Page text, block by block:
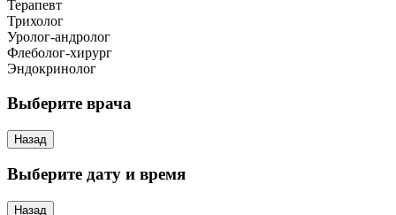
Терапевт
Трихолог
Уролог-андролог
Флеболог-хирург
Эндокринолог
Выберите врача
Назад
Выберите дату и время
Назад